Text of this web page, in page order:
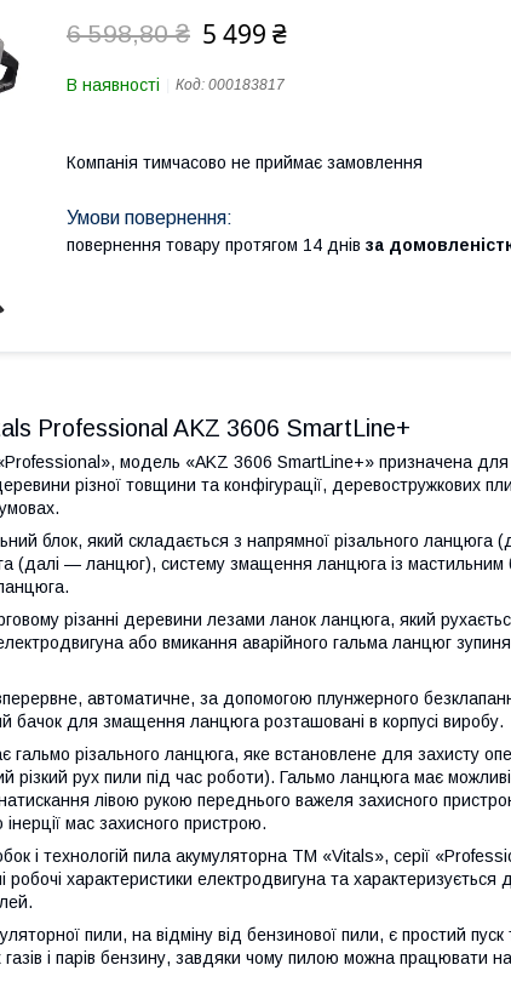
6 598,80 ₴ 5 499 ₴
В наявності Код: 000183817
Компанія тимчасово не приймає замовлення
повернення товару протягом 14 днів за
Professional AKZ 3606 SmartLine+
модель «AKZ 3606 SmartLine+» призначена
різної товщини та конфігурації, деревостружкових
блок, який складається з напрямної різального ланцюга
(далі — ланцюг), систему змащення ланцюга із мастильним
різанні деревини лезами ланок ланцюга, який
або вмикання аварійного гальма ланцюг
автоматичне, за допомогою плунжерного
бачок для змащення ланцюга розташовані в корпусі виробу.
гальмо різального ланцюга, яке встановлене для захисту
різкий рух пили під час роботи). Гальмо ланцюга має
лівою рукою переднього важеля захисного
мас захисного пристрою.
і технологій пила акумуляторна ТМ «Vitals», серії
характеристики електродвигуна та характеризується
пили, на відміну від бензинової пили, є простий пуск
газів і парів бензину, завдяки чому пилою можна працювати